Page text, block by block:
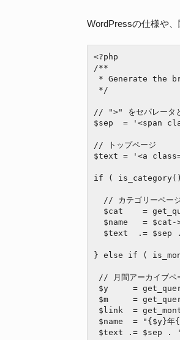
WordPressの仕様や
<?php
/**
// ">" をセパレータ
$sep  = '<span
// トップページ
$text = '<a
if (
} else if (